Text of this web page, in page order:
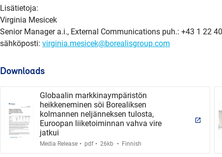
Lisätietoja:
Virginia Mesicek
Senior Manager a.i., External Communications puh.: +43 1 22
sähköposti: virginia.mesicek@borealisgroup.com
Downloads
Globaalin markkinaympäristön
heikkeneminen söi Borealiksen
kolmannen neljänneksen tulosta,
Euroopan liiketoiminnan vahva vire
jatkui
Media Release . pdf . 26kb . Finnish